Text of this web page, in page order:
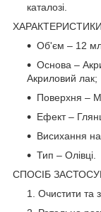
каталозі.
Об'єм – 12
Основа –
Акриловий лак;
Поверхня –
Eфект –
Висихання
Тип – Олівці.
СПОСІБ
Очистити та